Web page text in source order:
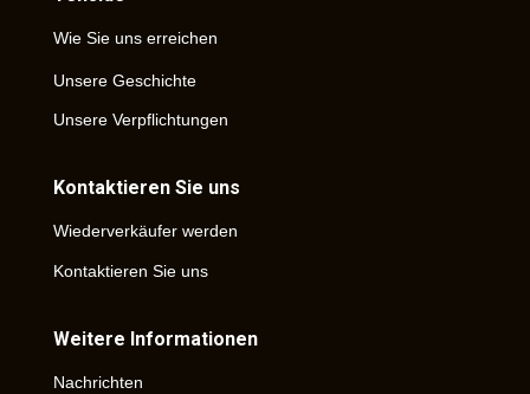
Wie Sie uns erreichen
Unsere Geschichte
Unsere Verpflichtungen
Kontaktieren Sie uns
Wiederverkäufer werden
Kontaktieren Sie uns
Weitere Informationen
Nachrichten